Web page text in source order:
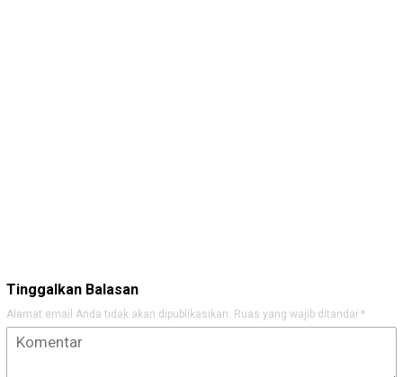
Tinggalkan Balasan
Alamat email Anda tidak akan dipublikasikan. Ruas yang wajib ditandai *